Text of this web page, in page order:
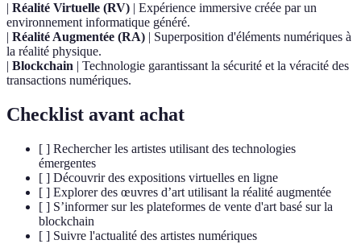
| Réalité Virtuelle (RV) | Expérience immersive créée par un
environnement informatique généré.
| Réalité Augmentée (RA) | Superposition d'éléments numériques à
la réalité physique.
| Blockchain | Technologie garantissant la sécurité et la véracité des
transactions numériques.
Checklist avant achat
[ ] Rechercher les artistes utilisant des technologies
émergentes
[ ] Découvrir des expositions virtuelles en ligne
[ ] Explorer des œuvres d’art utilisant la réalité augmentée
[ ] S’informer sur les plateformes de vente d'art basé sur la
blockchain
[ ] Suivre l'actualité des artistes numériques